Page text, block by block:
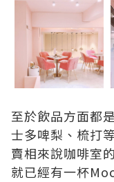
至於飲品方面都
士多啤梨、梳打
賣相來說咖啡室
就已經有一杯